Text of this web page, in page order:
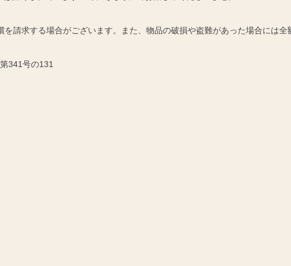
請求する場合がございます。また、物品の破損や盗難があった場合には全
341号の131